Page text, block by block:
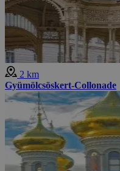
2 km
Gyümölcsöskert-Collonade